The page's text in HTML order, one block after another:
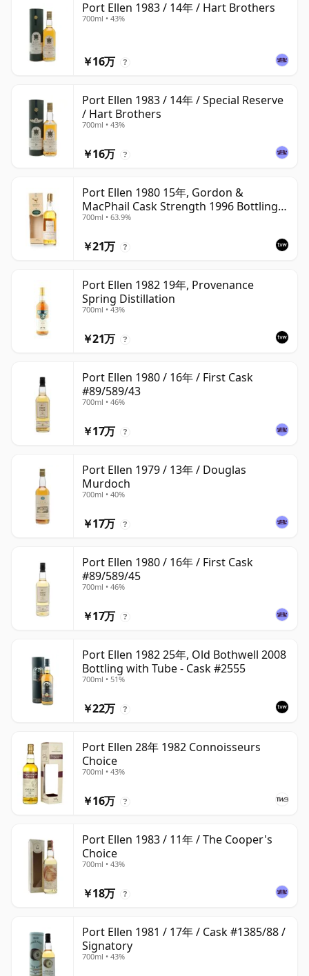
Port Ellen 1983 / 14年 / Hart Brothers
700ml • 43%
￥16万 ?
Port Ellen 1983 / 14年 / Special Reserve
/ Hart Brothers
700ml • 43%
￥16万 ?
Port Ellen 1980 15年, Gordon &
MacPhail Cask Strength 1996 Bottling
with Box
700ml • 63.9%
￥21万 ?
Port Ellen 1982 19年, Provenance
Spring Distillation
700ml • 43%
￥21万 ?
Port Ellen 1980 / 16年 / First Cask
#89/589/43
700ml • 46%
￥17万 ?
Port Ellen 1979 / 13年 / Douglas
Murdoch
700ml • 40%
￥17万 ?
Port Ellen 1980 / 16年 / First Cask
#89/589/45
700ml • 46%
￥17万 ?
Port Ellen 1982 25年, Old Bothwell 2008
Bottling with Tube - Cask #2555
700ml • 51%
￥22万 ?
Port Ellen 28年 1982 Connoisseurs
Choice
700ml • 43%
￥16万 ?
Port Ellen 1983 / 11年 / The Cooper's
Choice
700ml • 43%
￥18万 ?
Port Ellen 1981 / 17年 / Cask #1385/88 /
Signatory
700ml • 43%